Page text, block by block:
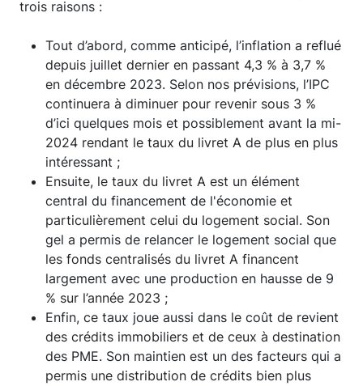
trois raisons :
Tout d’abord, comme anticipé, l’inflation a reflué
depuis juillet dernier en passant 4,3 % à 3,7 %
en décembre 2023. Selon nos prévisions, l’IPC
continuera à diminuer pour revenir sous 3 %
d’ici quelques mois et possiblement avant la mi-
2024 rendant le taux du livret A de plus en plus
intéressant ;
Ensuite, le taux du livret A est un élément
central du financement de l'économie et
particulièrement celui du logement social. Son
gel a permis de relancer le logement social que
les fonds centralisés du livret A financent
largement avec une production en hausse de 9
% sur l’année 2023 ;
Enfin, ce taux joue aussi dans le coût de revient
des crédits immobiliers et de ceux à destination
des PME. Son maintien est un des facteurs qui a
permis une distribution de crédits bien plus